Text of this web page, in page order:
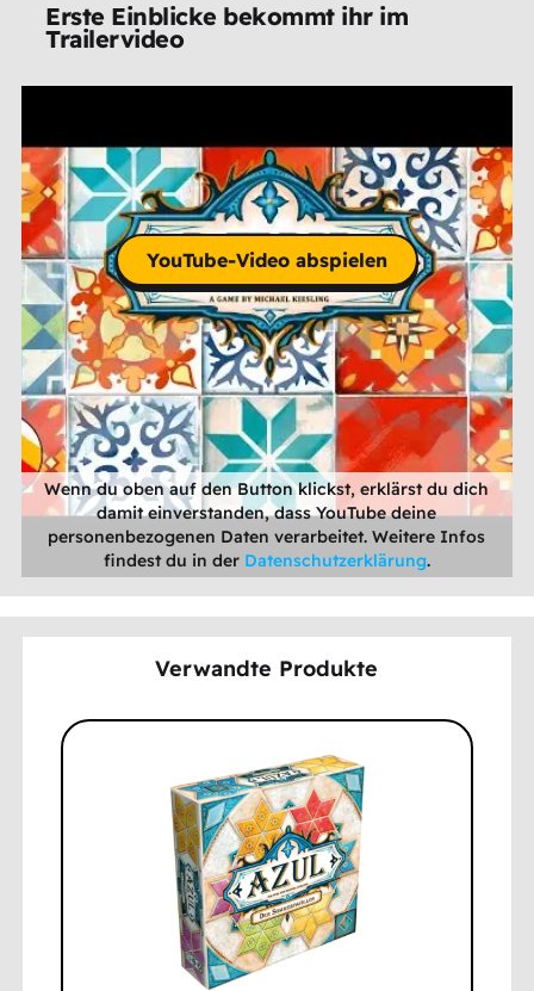
Erste Einblicke bekommt ihr im
Trailervideo
YouTube-Video abspielen
Wenn du oben auf den Button klickst, erklärst du dich
damit einverstanden, dass YouTube deine
personenbezogenen Daten verarbeitet. Weitere Infos
findest du in der Datenschutzerklärung.
Verwandte Produkte